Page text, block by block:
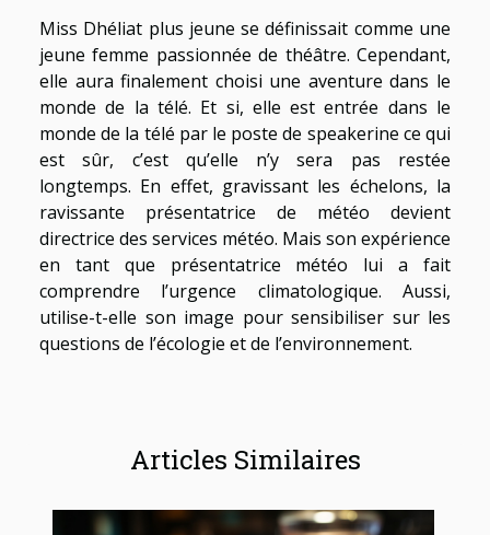
Miss Dhéliat plus jeune se définissait comme une
jeune femme passionnée de théâtre. Cependant,
elle aura finalement choisi une aventure dans le
monde de la télé. Et si, elle est entrée dans le
monde de la télé par le poste de speakerine ce qui
est sûr, c’est qu’elle n’y sera pas restée
longtemps. En effet, gravissant les échelons, la
ravissante présentatrice de météo devient
directrice des services météo. Mais son expérience
en tant que présentatrice météo lui a fait
comprendre l’urgence climatologique. Aussi,
utilise-t-elle son image pour sensibiliser sur les
questions de l’écologie et de l’environnement.
Articles Similaires